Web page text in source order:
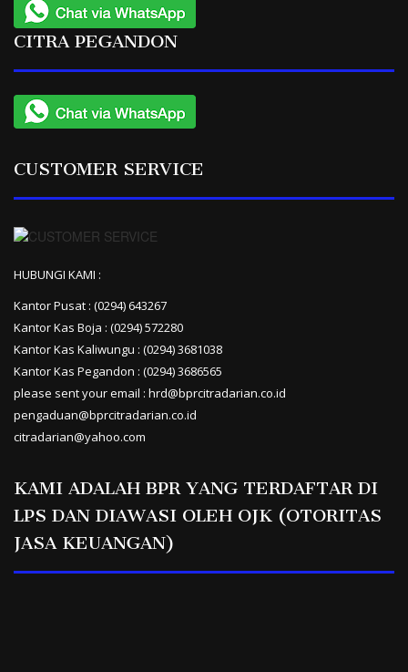
CITRA PEGANDON
CUSTOMER SERVICE
HUBUNGI KAMI :
Kantor Pusat : (0294) 643267
Kantor Kas Boja : (0294) 572280
Kantor Kas Kaliwungu : (0294) 3681038
Kantor Kas Pegandon : (0294) 3686565
please sent your email : hrd@bprcitradarian.co.id
pengaduan@bprcitradarian.co.id
citradarian@yahoo.com
KAMI ADALAH BPR YANG TERDAFTAR DI
LPS DAN DIAWASI OLEH OJK (OTORITAS
JASA KEUANGAN)